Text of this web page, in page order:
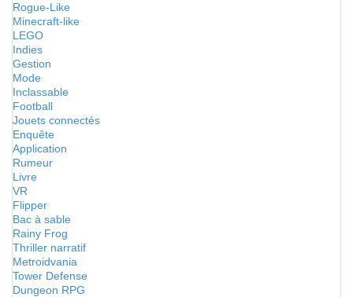
Rogue-Like
Minecraft-like
LEGO
Indies
Gestion
Mode
Inclassable
Football
Jouets connectés
Enquête
Application
Rumeur
Livre
VR
Flipper
Bac à sable
Rainy Frog
Thriller narratif
Metroidvania
Tower Defense
Dungeon RPG